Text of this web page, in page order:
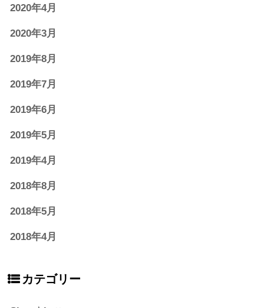
2020年4月
2020年3月
2019年8月
2019年7月
2019年6月
2019年5月
2019年4月
2018年8月
2018年5月
2018年4月
カテゴリー